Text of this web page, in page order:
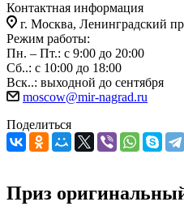
Контактная информация
г. Москва, Ленинградский
Режим работы:
Пн. – Пт.: с 9:00 до 20:00
Сб..: с 10:00 до 18:00
Вск..: выходной до сентября
moscow@mir-nagrad.ru
Поделиться
Приз